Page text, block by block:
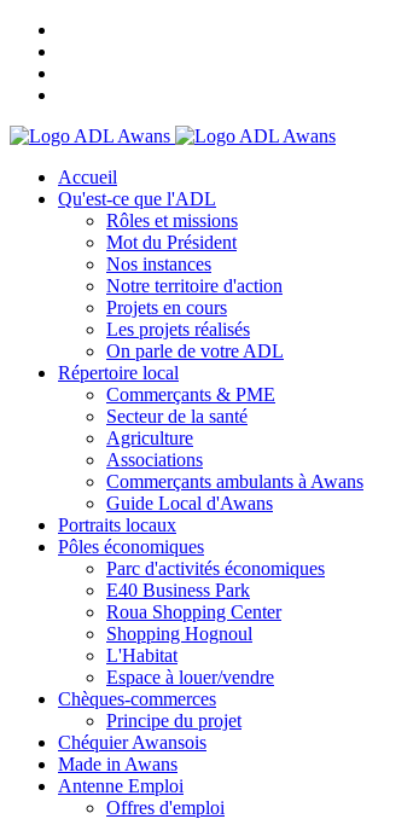
Accueil
Qu'est-ce que l'ADL
Rôles et missions
Mot du Président
Nos instances
Notre territoire d'action
Projets en cours
Les projets réalisés
On parle de votre ADL
Répertoire local
Commerçants & PME
Secteur de la santé
Agriculture
Associations
Commerçants ambulants à Awans
Guide Local d'Awans
Portraits locaux
Pôles économiques
Parc d'activités économiques
E40 Business Park
Roua Shopping Center
Shopping Hognoul
L'Habitat
Espace à louer/vendre
Chèques-commerces
Principe du projet
Chéquier Awansois
Made in Awans
Antenne Emploi
Offres d'emploi